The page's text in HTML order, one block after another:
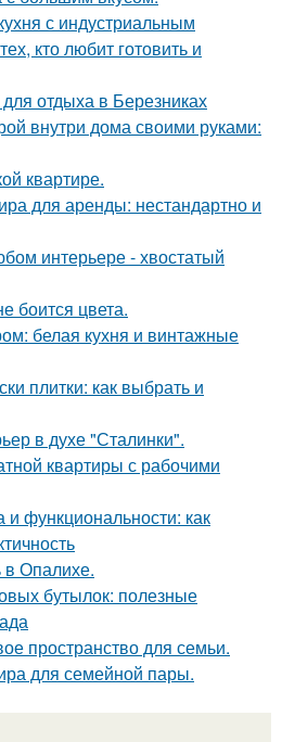
с индустриальным
кто любит готовить и
отдыха в Березниках
внутри дома своими руками:
квартире.
для аренды: нестандартно и
интерьере - хвостатый
боится цвета.
белая кухня и винтажные
плитки: как выбрать и
в духе "Сталинки".
квартиры с рабочими
функциональности: как
Опалихе.
бутылок: полезные
пространство для семьи.
для семейной пары.